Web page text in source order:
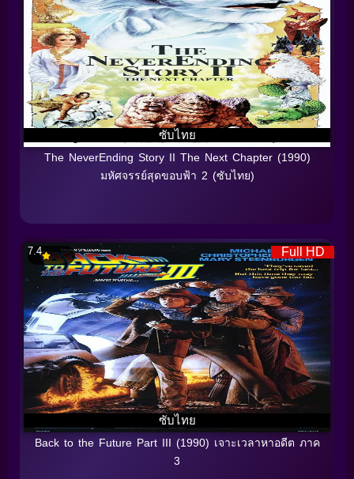
ซับไทย
The NeverEnding Story II The Next Chapter (1990)
มหัศจรรย์สุดขอบฟ้า 2 (ซับไทย)
Full HD
ซับไทย
7.4
Back to the Future Part III (1990) เจาะเวลาหาอดีต ภาค
3